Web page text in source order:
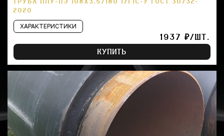
ТРУБА ППУ-ПЭ 108Х3,5/180 17Г1С-У ГОСТ 30732-
2020
ХАРАКТЕРИСТИКИ
1937 ₽/ШТ.
КУПИТЬ